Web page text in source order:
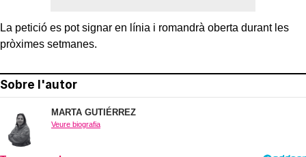
La petició es pot signar en línia i romandrà oberta durant les
pròximes setmanes.
Sobre l'autor
MARTA GUTIÉRREZ
Veure biografia